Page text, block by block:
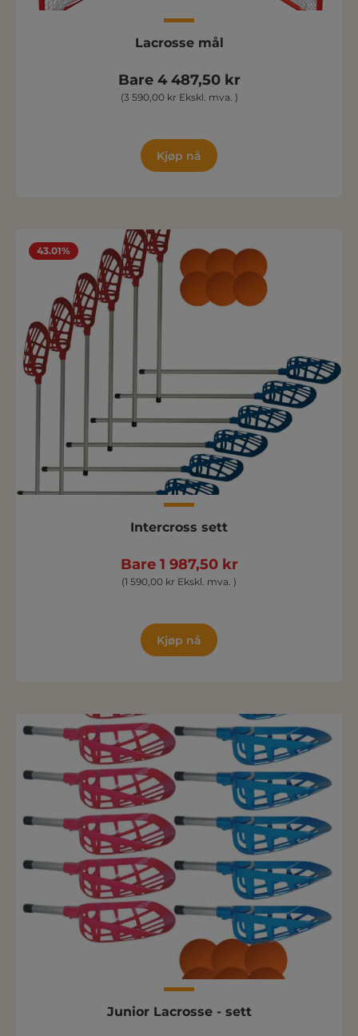
Lacrosse mål
Bare 4 487,50 kr
(3 590,00 kr Ekskl. mva. )
Kjøp nå
43.01%
Intercross sett
Bare 1 987,50 kr
(1 590,00 kr Ekskl. mva. )
Kjøp nå
Junior Lacrosse - sett